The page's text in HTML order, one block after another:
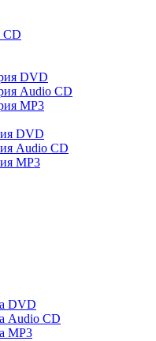
CD
DVD
Audio CD
MP3
DVD
Audio CD
MP3
DVD
Audio CD
MP3